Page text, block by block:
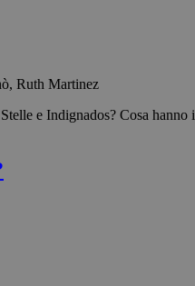
Ruth Martinez
e Indignados? Cosa